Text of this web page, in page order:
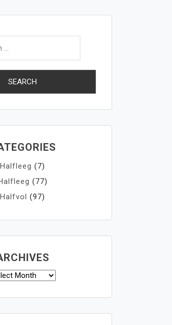
Halfleeg (7)
(77)
Halfvol (97)